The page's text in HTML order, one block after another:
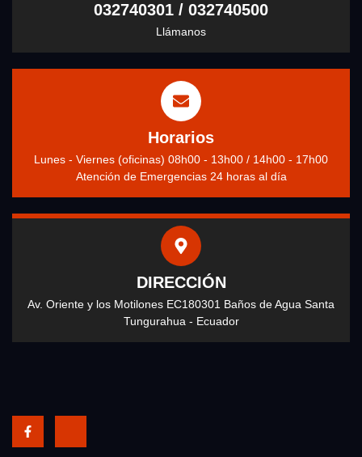
032740301 / 032740500
Llámanos
Horarios
Lunes - Viernes (oficinas) 08h00 - 13h00 / 14h00 - 17h00
Atención de Emergencias 24 horas al día
DIRECCIÓN
Av. Oriente y los Motilones EC180301 Baños de Agua Santa
Tungurahua - Ecuador